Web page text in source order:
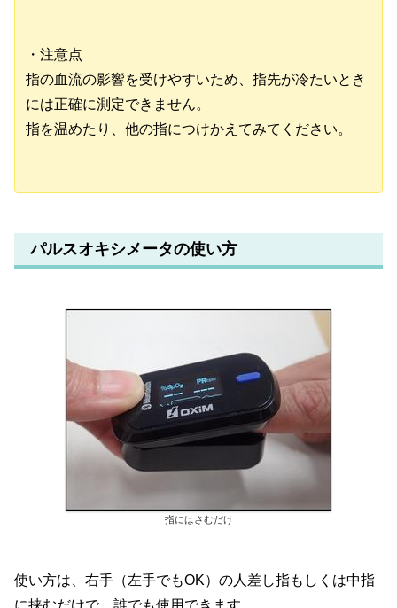
・注意点
指の血流の影響を受けやすいため、指先が冷たいとき
には正確に測定できません。
指を温めたり、他の指につけかえてみてください。
パルスオキシメータの使い方
指にはさむだけ
使い方は、右手（左手でもOK）の人差し指もしくは中指
に挟むだけで、誰でも使用できます。